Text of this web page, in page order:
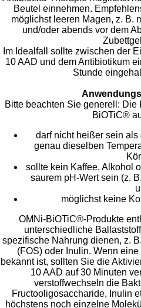
Beutel einnehmen.
möglichst leeren Magen, z. B.
und/oder abends vor dem
Im Idealfall sollte zwischen der
10 AAD und dem Antibiotikum
Stunde
Bitte beachten Sie generell:
BiOTiC®
darf nicht heißer sein als
genau dieselben
sollte kein Kaffee, Alkohol
saurem pH-Wert sein (z.
möglichst keine
OMNi-BiOTiC®-Produkte
unterschiedliche
spezifische Nahrung dienen, z.
(FOS) oder Inulin. Wenn
bekannt ist, sollten Sie die
10 AAD auf 30 Minuten
verstoffwechseln die
Fructooligosaccharide, Inulin
höchstens noch einzelne